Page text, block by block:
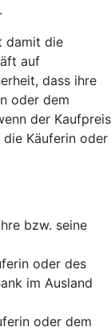
damit die
auf
dass ihre
oder dem
der Kaufpreis
Käuferin oder
bzw. seine
oder des
im Ausland
oder dem